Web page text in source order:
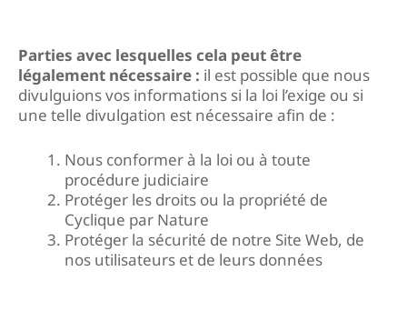
Parties avec lesquelles cela peut être
légalement nécessaire : il est possible que nous
divulguions vos informations si la loi l’exige ou si
une telle divulgation est nécessaire afin de :
Nous conformer à la loi ou à toute
procédure judiciaire
Protéger les droits ou la propriété de
Cyclique par Nature
Protéger la sécurité de notre Site Web, de
nos utilisateurs et de leurs données